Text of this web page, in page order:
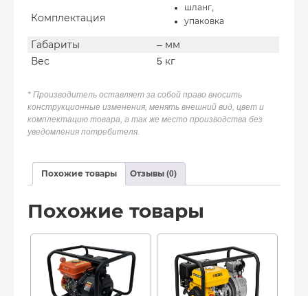
Комплектация
шланг,
упаковка
Габариты
– мм
Вес
5 кг
* Производитель оставляет за собой право вносить
конструкционные изменения, менять внешний вид, цвет и
комплектацию товара, а так же место производства без
уведомления потребителя.
Похожие товары Отзывы (0)
Похожие товары